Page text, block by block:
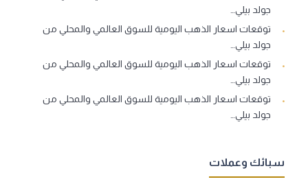
جولد بيلي…
توقعات اسعار الذهب اليومية للسوق العالمي والمحلي من
جولد بيلي…
توقعات اسعار الذهب اليومية للسوق العالمي والمحلي من
جولد بيلي…
توقعات اسعار الذهب اليومية للسوق العالمي والمحلي من
جولد بيلي…
سبائك وعملات